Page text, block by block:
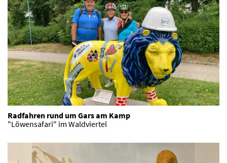
Radfahren rund um Gars am Kamp
"Löwensafari" im Waldviertel